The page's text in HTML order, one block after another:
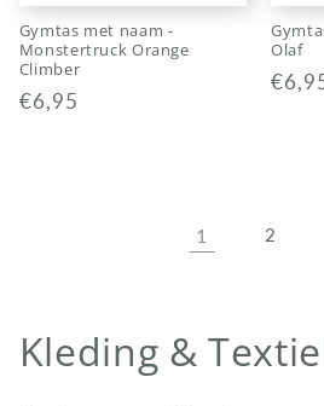
Gymtas met naam -
Monstertruck Orange
Climber
Normale
€6,95
Olaf
1 2
C
Kleding &